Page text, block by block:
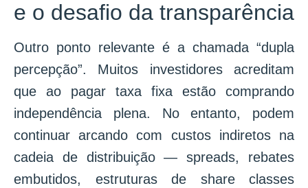
e o desafio da transparência
Outro ponto relevante é a chamada “dupla
percepção”. Muitos investidores acreditam
que ao pagar taxa fixa estão comprando
independência plena. No entanto, podem
continuar arcando com custos indiretos na
cadeia de distribuição — spreads, rebates
embutidos, estruturas de share classes